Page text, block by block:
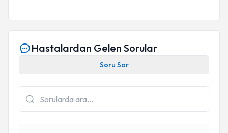
Hastalardan Gelen Sorular
Soru Sor